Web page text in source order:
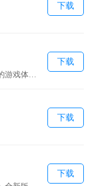
下载
全新传奇鉴宝版本，打造前所未有的游戏体验！
下载
下载
下载